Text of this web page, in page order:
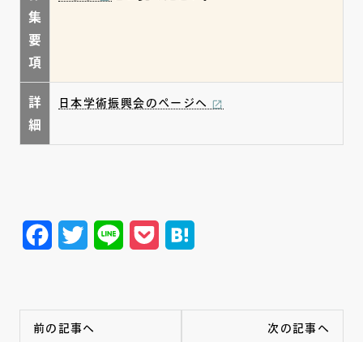
集
要
項
詳
細
日本学術振興会のページへ
Facebook
TwitterLine Pocket
前の記事へ 次の記事へ